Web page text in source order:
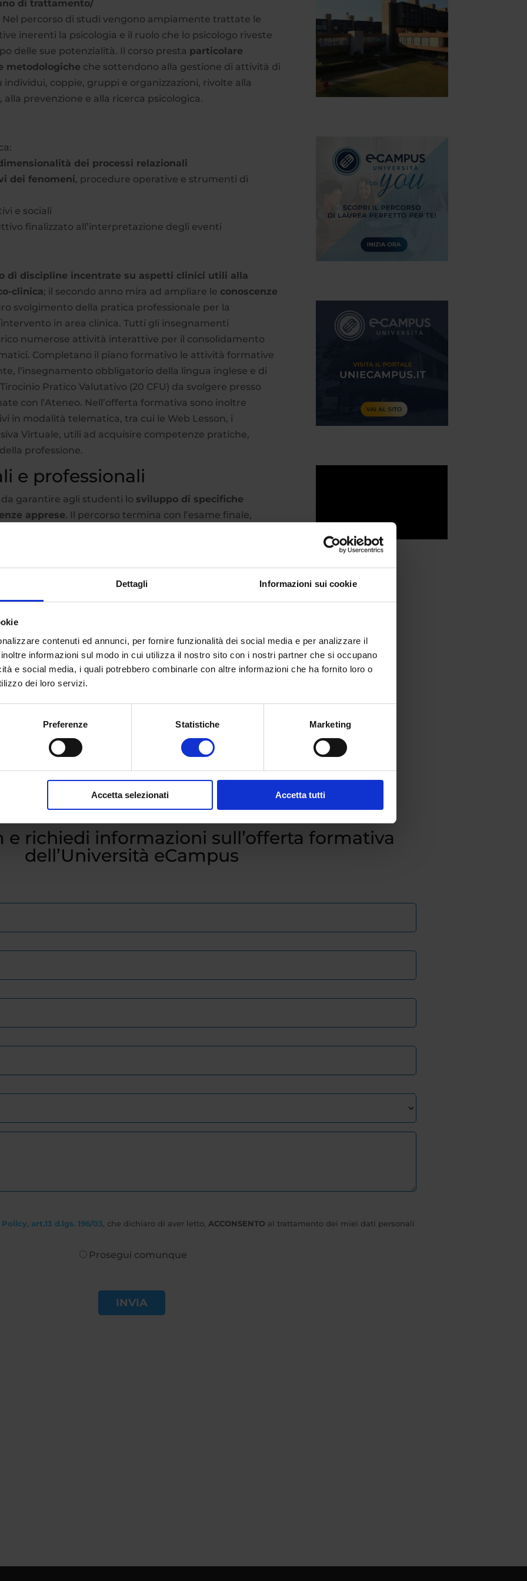
Dettagli Informazioni sui cookie
contenuti ed annunci, per fornire funzionalità dei social media e per analizzare il
informazioni sul modo in cui utilizza il nostro sito con i nostri partner che si occupano
e social media, i quali potrebbero combinarle con altre informazioni che ha fornito loro o
dei loro servizi.
Preferenze Statistiche Marketing
Accetta selezionati Accetta tutti
di trattamento/
Nel percorso di studi vengono ampiamente trattate le
inerenti la psicologia e il ruolo che lo psicologo riveste
delle sue potenzialità. Il corso presta particolare
metodologiche che sottendono alla gestione di attività di
coppie, gruppi e organizzazioni, rivolte alla
prevenzione e alla ricerca psicologica.
dei processi relazionali
dei fenomeni, procedure operative e strumenti di
e sociali
finalizzato all’interpretazione degli eventi
di discipline incentrate su aspetti clinici utili alla
clinica; il secondo anno mira ad ampliare le conoscenze
svolgimento della pratica professionale per la
in area clinica. Tutti gli insegnamenti
numerose attività interattive per il consolidamento
Completano il piano formativo le attività formative
l’insegnamento obbligatorio della lingua inglese e di
Pratico Valutativo (20 CFU) da svolgere presso
con l’Ateneo. Nell’offerta formativa sono inoltre
in modalità telematica, tra cui le Web Lesson, i
Virtuale, utili ad acquisire competenze pratiche,
professione.
e professionali
garantire agli studenti lo sviluppo di specifiche
apprese. Il percorso termina con l’esame finale,
di cui all’articolo 1, comma 1 del Decreto
precede la discussione della tesi di laurea. Ciò
Professionale degli Psicologi e la possibilità di
delle normative attualmente vigenti, oppure operare nei
organizzativo, formativo ed educativo
inoltre, il proseguimento degli studi a un livello
di Specializzazione in Psicoterapia).
laurea magistrale in Psicologia – indirizzo Psicologia
informazioni compila il form qui sotto
e richiedi informazioni sull’offerta formativa
dell’Università eCampus
art.13 d.lgs. 196/03, che dichiaro di aver letto, ACCONSENTO al trattamento dei miei dati personali
Prosegui comunque